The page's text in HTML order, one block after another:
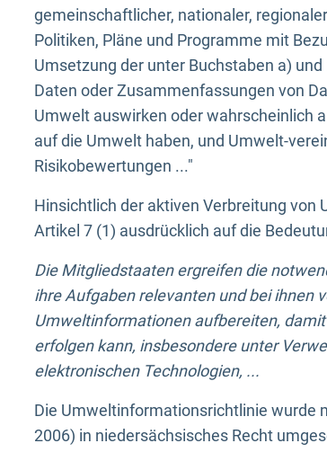
gemeinschaftlicher, nationaler,
Politiken, Pläne und Programme mit
Umsetzung der unter Buchstaben a)
Daten oder Zusammenfassungen von
Umwelt auswirken oder wahrscheinlich
auf die Umwelt haben, und Umwelt-
Risikobewertungen ..."
Hinsichtlich der aktiven Verbreitung
Artikel 7 (1) ausdrücklich auf die
Die Mitgliedstaaten ergreifen die
ihre Aufgaben relevanten und bei ihnen
Umweltinformationen aufbereiten,
erfolgen kann, insbesondere unter
elektronischen Technologien, ...
Die Umweltinformationsrichtlinie wurde
2006) in niedersächsisches Recht